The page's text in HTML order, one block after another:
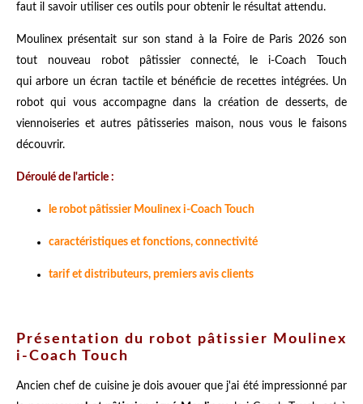
faut il savoir utiliser ces outils pour obtenir le résultat attendu.
Moulinex présentait sur son stand à la Foire de Paris 2026 son
tout nouveau robot pâtissier connecté, le i-Coach Touch
qui arbore un écran tactile et bénéficie de recettes intégrées. Un
robot qui vous accompagne dans la création de desserts, de
viennoiseries et autres pâtisseries maison, nous vous le faisons
découvrir.
Déroulé de l'article :
le robot pâtissier Moulinex i-Coach Touch
caractéristiques et fonctions, connectivité
tarif et distributeurs, premiers avis clients
Présentation du robot pâtissier Moulinex
i-Coach Touch
Ancien chef de cuisine je dois avouer que j'ai été impressionné par